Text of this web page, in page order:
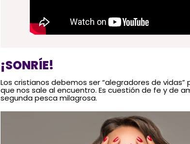
¡SONRÍE!
Los cristianos debemos ser “alegradores de
que nos sale al encuentro. Es cuestión de fe y de
segunda pesca milagrosa.